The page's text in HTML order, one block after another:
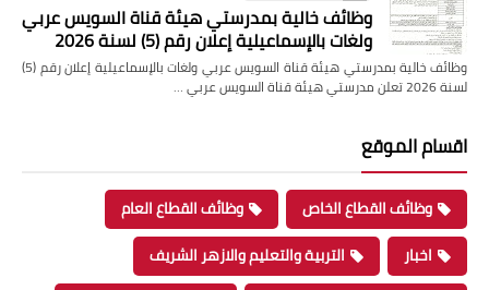
وظائف خالية بمدرستي هيئة قناة السويس عربي
ولغات بالإسماعيلية إعلان رقم (5) لسنة 2026
وظائف خالية بمدرستي هيئة قناة السويس عربي ولغات بالإسماعيلية إعلان رقم (5)
لسنة 2026 تعلن مدرستي هيئة قناة السويس عربي …
اقسام الموقع
وظائف القطاع الخاص
وظائف القطاع العام
اخبار
التربية والتعليم والازهر الشريف